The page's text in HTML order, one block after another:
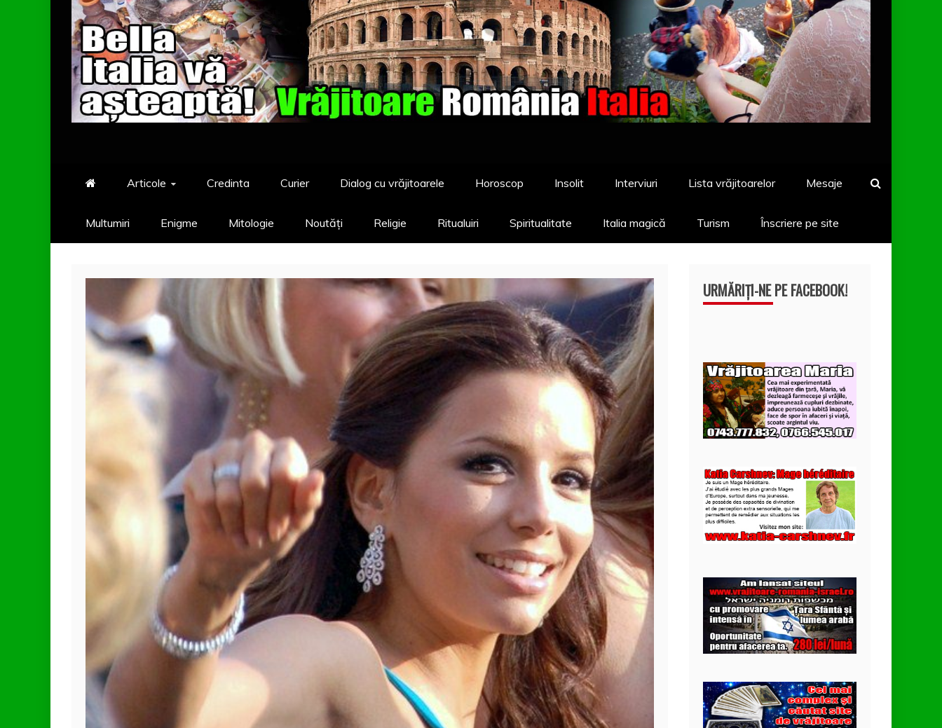
Articole Credinta Curier Dialog cu vrăjitoarele Horoscop Insolit Interviuri Lista vrăjitoarelor Mesaje
Multumiri Enigme Mitologie Noutăți Religie Ritualuiri Spiritualitate Italia magică Turism Înscriere pe site
URMĂRIȚI-NE PE FACEBOOK!